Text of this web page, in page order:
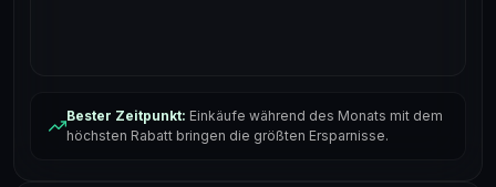
Bester Zeitpunkt: Einkäufe während des Monats mit dem
höchsten Rabatt bringen die größten Ersparnisse.